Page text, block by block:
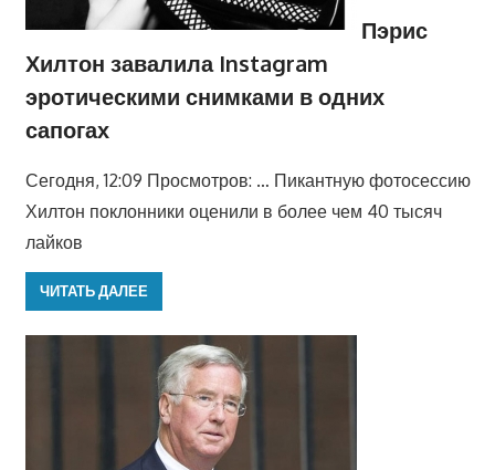
Пэрис
Хилтон завалила Instagram
эротическими снимками в одних
сапогах
Сегодня, 12:09 Просмотров: … Пикантную фотосессию
Хилтон поклонники оценили в более чем 40 тысяч
лайков
ЧИТАТЬ ДАЛЕЕ